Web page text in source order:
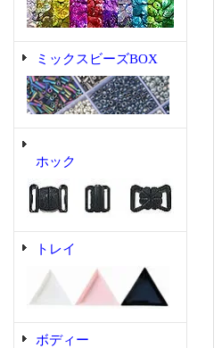
ミックスビーズBOX
ホック
トレイ
ボディー